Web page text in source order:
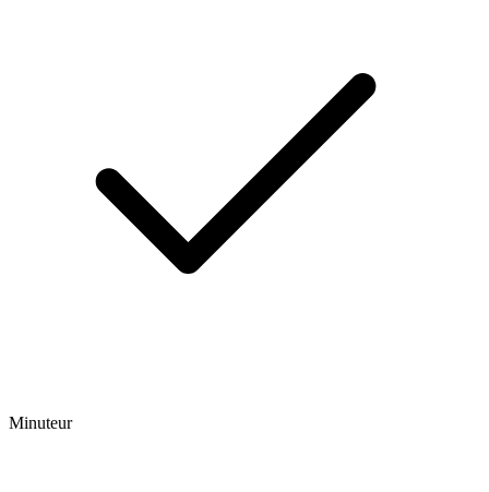
Minuteur